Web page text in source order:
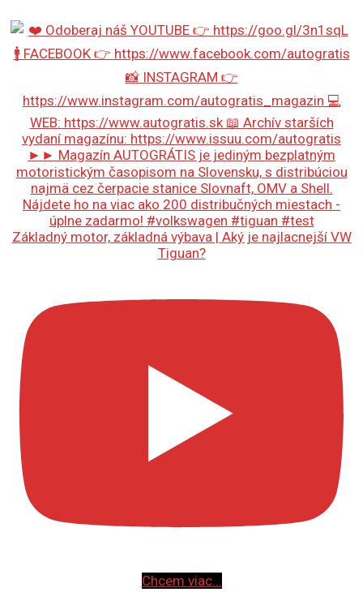
Základný motor, základná výbava | Aký je najlacnejší VW
Tiguan?
Chcem viac...